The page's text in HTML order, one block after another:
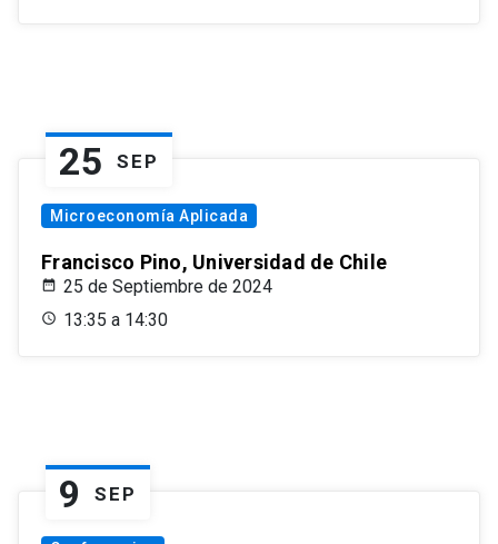
25 SEP
Microeconomía Aplicada
Francisco Pino, Universidad de Chile
25 de Septiembre de 2024
13:35 a 14:30
9 SEP